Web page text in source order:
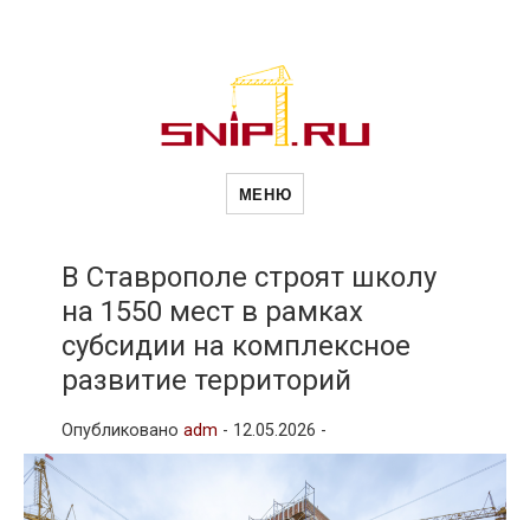
Новости
и
рубрики
МЕНЮ
В Ставрополе строят школу
на 1550 мест в рамках
субсидии на комплексное
развитие территорий
Опубликовано adm - 12.05.2026 -